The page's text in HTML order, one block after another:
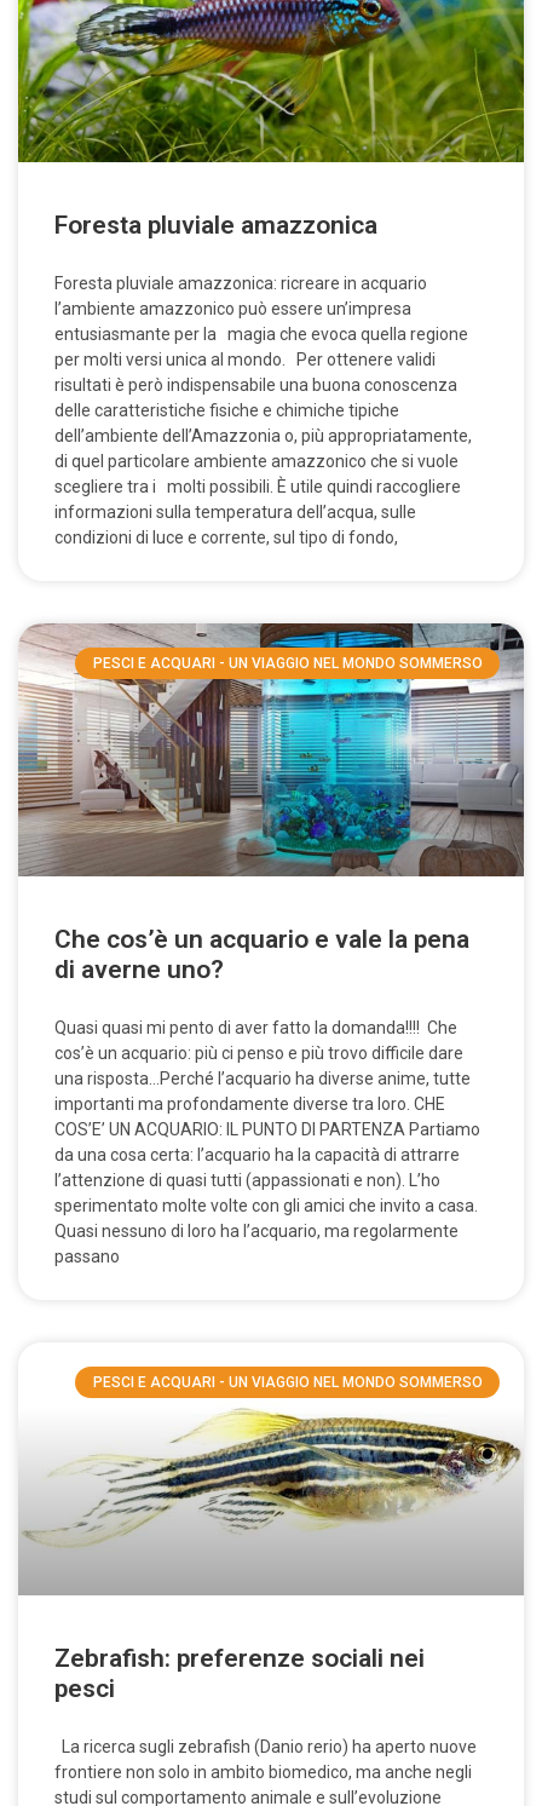
Foresta pluviale amazzonica
Foresta pluviale amazzonica: ricreare in acquario
l’ambiente amazzonico può essere un’impresa
entusiasmante per la magia che evoca quella regione
per molti versi unica al mondo. Per ottenere validi
risultati è però indispensabile una buona conoscenza
delle caratteristiche fisiche e chimiche tipiche
dell’ambiente dell’Amazzonia o, più appropriatamente,
di quel particolare ambiente amazzonico che si vuole
scegliere tra i molti possibili. È utile quindi raccogliere
informazioni sulla temperatura dell’acqua, sulle
condizioni di luce e corrente, sul tipo di fondo,
PESCI E ACQUARI - UN VIAGGIO NEL MONDO SOMMERSO
Che cos’è un acquario e vale la pena
di averne uno?
Quasi quasi mi pento di aver fatto la domanda!!!! Che
cos’è un acquario: più ci penso e più trovo difficile dare
una risposta…Perché l’acquario ha diverse anime, tutte
importanti ma profondamente diverse tra loro. CHE
COS’E’ UN ACQUARIO: IL PUNTO DI PARTENZA Partiamo
da una cosa certa: l’acquario ha la capacità di attrarre
l’attenzione di quasi tutti (appassionati e non). L’ho
sperimentato molte volte con gli amici che invito a casa.
Quasi nessuno di loro ha l’acquario, ma regolarmente
passano
PESCI E ACQUARI - UN VIAGGIO NEL MONDO SOMMERSO
Zebrafish: preferenze sociali nei
pesci
La ricerca sugli zebrafish (Danio rerio) ha aperto nuove
frontiere non solo in ambito biomedico, ma anche negli
studi sul comportamento animale e sull’evoluzione